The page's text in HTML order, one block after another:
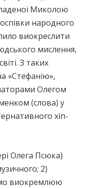
Миколою
народного
виокреслити
мислення,
З таких
«Стефанію»,
Олегом
(слова) у
хіп-
Олега Псюка)
2)
виокремлюю